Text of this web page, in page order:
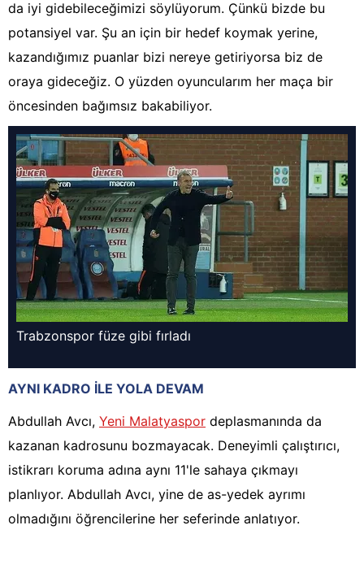
da iyi gidebileceğimizi söylüyorum. Çünkü bizde bu
potansiyel var. Şu an için bir hedef koymak yerine,
kazandığımız puanlar bizi nereye getiriyorsa biz de
oraya gideceğiz. O yüzden oyuncularım her maça bir
öncesinden bağımsız bakabiliyor.
Trabzonspor füze gibi fırladı
AYNI KADRO İLE YOLA DEVAM
Abdullah Avcı, Yeni Malatyaspor deplasmanında da
kazanan kadrosunu bozmayacak. Deneyimli çalıştırıcı,
istikrarı koruma adına aynı 11'le sahaya çıkmayı
planlıyor. Abdullah Avcı, yine de as-yedek ayrımı
olmadığını öğrencilerine her seferinde anlatıyor.